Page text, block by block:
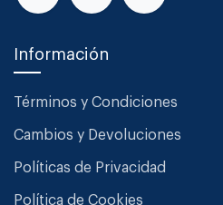
Información
Términos y Condiciones
Cambios y Devoluciones
Políticas de Privacidad
Política de Cookies